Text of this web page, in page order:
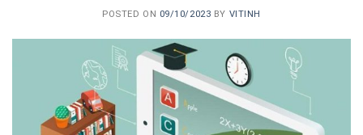
POSTED ON 09/10/2023 BY VITINH